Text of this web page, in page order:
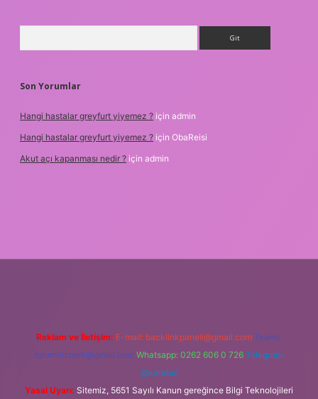
Son Yorumlar
Hangi hastalar greyfurt yiyemez ? için admin
Hangi hastalar greyfurt yiyemez ? için ObaReisi
Akut açı kapanması nedir ? için admin
Reklam ve İletişim: E-mail: backlinkpaneli@gmail.com Teams:
forumhizmeti@gmail.com Whatsapp: 0262 606 0 726 Telegram:
@karabul
Yasal Uyarı: Sitemiz, 5651 Sayılı Kanun gereğince Bilgi Teknolojileri